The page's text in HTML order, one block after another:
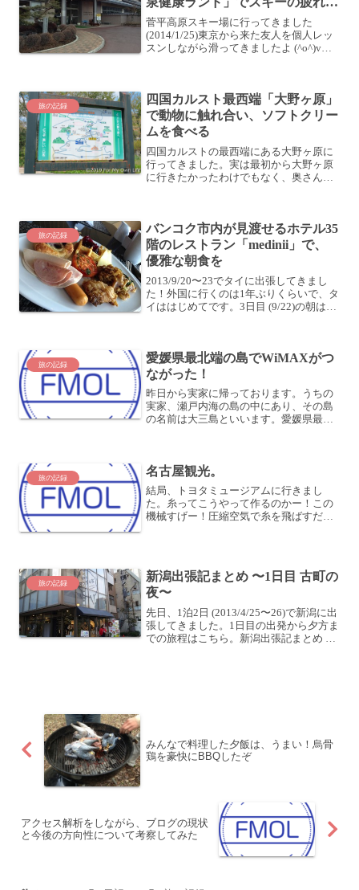
癒やす
菅平高原スキー場に行ってきました
(2014/1/25)東京から来た友人を個人レッ
スンしながら滑ってきましたよ (^o^)v滑
たこ...
旅の記録
四国カルスト最西端「大野ヶ原」
で動物に触れ合い、ソフトクリー
ムを食べる
四国カルストの最西端にある大野ヶ原に
行ってきました。実は最初から大野ヶ原
に行きたかったわけでもなく、奥さんが
社」を目指してやってきた...
旅の記録
バンコク市内が見渡せるホテル35
階のレストラン「medinii」で、
優雅な朝食を
2013/9/20〜23でタイに出張してきまし
た！外国に行くのは1年ぶりくらいで、タ
イははじめてです。3日目 (9/22)の朝は、
旅の記録
愛媛県最北端の島でWiMAXがつ
ながった！
昨日から実家に帰っております。うちの
実家、瀬戸内海の島の中にあり、その島
の名前は大三島といいます。愛媛県最北
め、本州とも四国とも陸続きに...
旅の記録 名古屋観光。
結局、トヨタミュージアムに行きまし
た。糸ってこうやって作るのかー！この
機械すげー！圧縮空気で糸を飛ばすだと
後半の自動車部分はほとんど見...
旅の記録
新潟出張記まとめ 〜1日目 古町の
夜〜
先日、1泊2日 (2013/4/25〜26)で新潟に出
張してきました。1日目の出発から夕方ま
での旅程はこちら。新潟出張記まとめ 〜
みんなで料理した夕飯は、うまい！烏骨
鶏を豪快にBBQしたぞ
アクセス解析をしながら、ブログの現状
と今後の方向性について考察してみた